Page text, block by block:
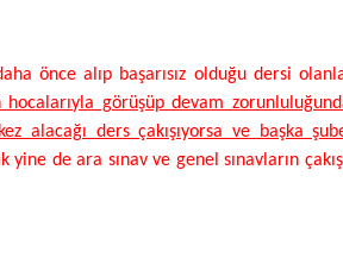
önce alıp başarısız olduğu dersi
hocalarıyla görüşüp devam
alacağı ders çakışıyorsa ve başka
de ara sınav ve genel sınavların